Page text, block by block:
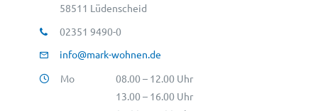
58511 Lüdenscheid
02351 9490-0
info@mark-wohnen.de
Mo
08.00 – 12.00 Uhr
13.00 – 16.00 Uhr